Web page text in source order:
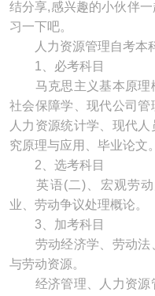
结分享,感兴趣的小伙伴
习一下吧。
人力资源管理自考本科
1、必考科目
马克思主义基本原理概
社会保障学、现代公司管
人力资源统计学、现代
究原理与应用、毕业论文。
2、选考科目
英语(二)、宏观劳动
业、劳动争议处理概论。
3、加考科目
劳动经济学、劳动法
与劳动资源。
经济管理、人力资源